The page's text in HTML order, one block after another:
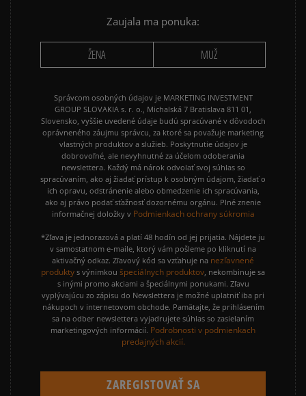
Zaujala ma ponuka:
ŽENA MUŽ
Správcom osobných údajov je MARKETING INVESTMENT
GROUP SLOVAKIA s. r. o., Michalská 7 Bratislava 811 01,
Slovensko, vyššie uvedené údaje budú spracúvané v dôvodoch
oprávneného záujmu správcu, za ktoré sa považuje marketing
vlastných produktov a služieb. Poskytnutie údajov je
dobrovoľné, ale nevyhnutné za účelom odoberania
newslettera. Každý má nárok odvolať svoj súhlas so
spracúvaním, ako aj žiadať prístup k osobným údajom, žiadať o
ich opravu, odstránenie alebo obmedzenie ich spracúvania,
ako aj právo podať sťažnosť dozornému orgánu. Plné znenie
informačnej doložky v Podmienkach ochrany súkromia
*Zľava je jednorazová a platí 48 hodín od jej prijatia. Nájdete ju
v samostatnom e-maile, ktorý vám pošleme po kliknutí na
aktivačný odkaz. Zľavový kód sa vzťahuje na nezľavnené
produkty s výnimkou špeciálnych produktov, nekombinuje sa
s inými promo akciami a špeciálnymi ponukami. Zľavu
vyplývajúcu zo zápisu do Newslettera je možné uplatniť iba pri
nákupoch v internetovom obchode. Pamätajte, že prihlásením
sa na odber newslettera vyjadrujete súhlas so zasielaním
marketingových informácií. Podrobnosti v podmienkach
predajných akcií.